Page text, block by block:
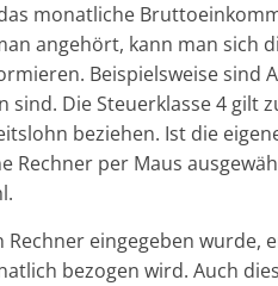
monatliche
angehört, kann man sich
Beispielsweise sind
sind. Die Steuerklasse 4 gilt
beziehen. Ist die
Rechner per Maus
eingegeben wurde,
bezogen wird. Auch